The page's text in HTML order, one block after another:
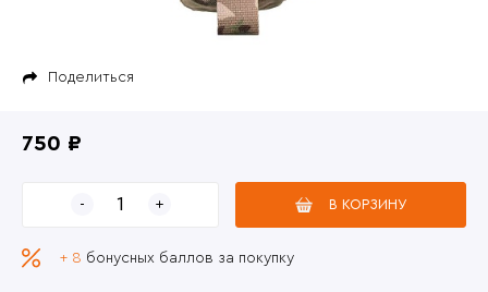
Поделиться
750 ₽
В КОРЗИНУ
+ 8 бонусных баллов за покупку